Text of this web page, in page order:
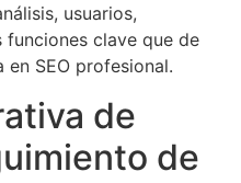
usuarios,
clave que de
SEO profesional.
de
de